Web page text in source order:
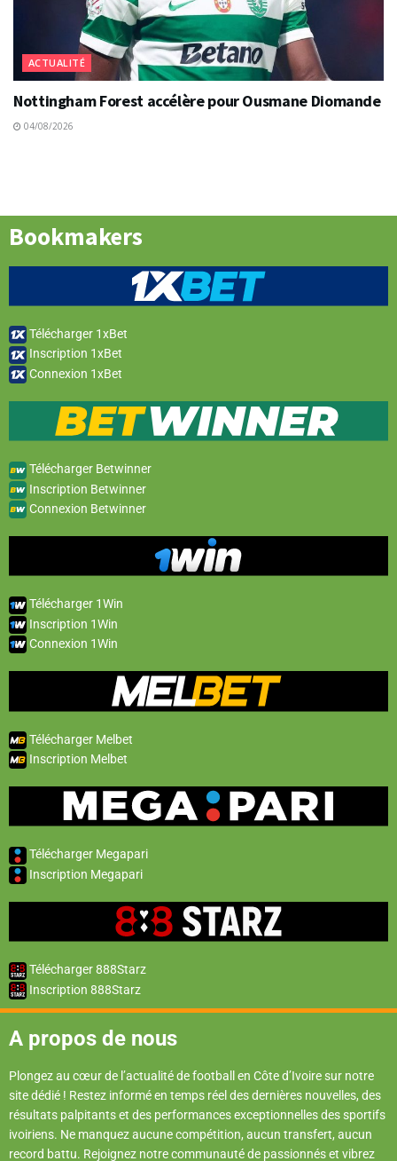
ACTUALITÉ
Nottingham Forest accélère pour Ousmane Diomande
04/08/2026
Bookmakers
Télécharger 1xBet
Inscription 1xBet
Connexion 1xBet
Télécharger Betwinner
Inscription Betwinner
Connexion Betwinner
Télécharger 1Win
Inscription 1Win
Connexion 1Win
Télécharger Melbet
Inscription Melbet
Télécharger Megapari
Inscription Megapari
Télécharger 888Starz
Inscription 888Starz
A propos de nous
Plongez au cœur de l’actualité de football en Côte d’Ivoire sur notre
site dédié ! Restez informé en temps réel des dernières nouvelles, des
résultats palpitants et des performances exceptionnelles des sportifs
ivoiriens. Ne manquez aucune compétition, aucun transfert, aucun
record battu. Rejoignez notre communauté de passionnés et vibrez